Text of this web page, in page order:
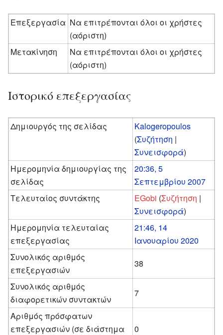
Επεξεργασία Να επιτρέπονται όλοι οι χρήστες
(αόριστη)
Μετακίνηση
Να επιτρέπονται όλοι οι χρήστες
(αόριστη)
Ιστορικό επεξεργασίας
Δημιουργός της σελίδας
Kalogeropoulos
(Συζήτηση |
Συνεισφορά)
Ημερομηνία δημιουργίας της
σελίδας
20:36, 5
Σεπτεμβρίου 2007
Τελευταίος συντάκτης
EGobi (Συζήτηση |
Συνεισφορά)
Ημερομηνία τελευταίας
επεξεργασίας
21:46, 14
Ιανουαρίου 2020
Συνολικός αριθμός
επεξεργασιών
38
Συνολικός αριθμός
διαφορετικών συντακτών
7
Αριθμός πρόσφατων
επεξεργασιών (σε διάστημα
0